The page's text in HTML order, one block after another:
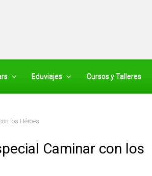
Eduviajes Cursos y Talleres
los Héroes
Caminar con los